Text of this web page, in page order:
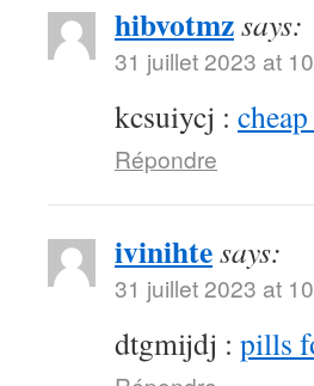
hibvotmzsays:
31 juillet 2023 at
kcsuiycj :
Répondre
ivinihtesays:
31 juillet 2023 at
dtgmijdj : pills